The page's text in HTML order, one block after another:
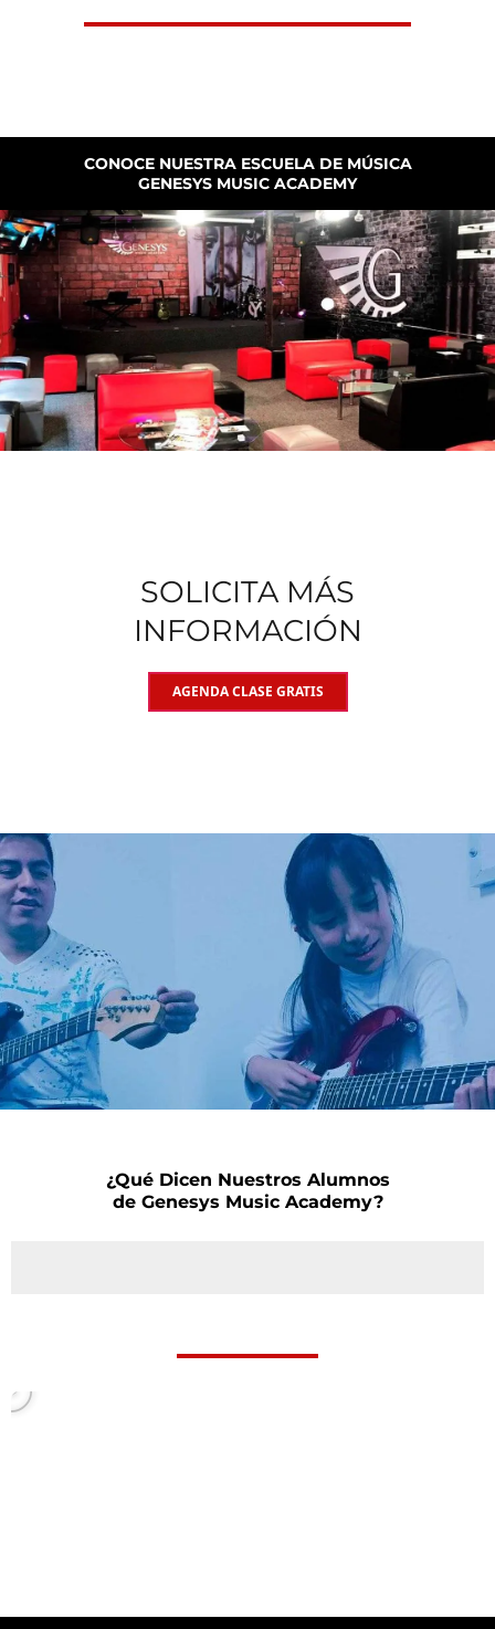
CONOCE NUESTRA ESCUELA DE MÚSICA
GENESYS MUSIC ACADEMY
SOLICITA MÁS
INFORMACIÓN
AGENDA CLASE GRATIS
¿Qué Dicen Nuestros Alumnos
de Genesys Music Academy?